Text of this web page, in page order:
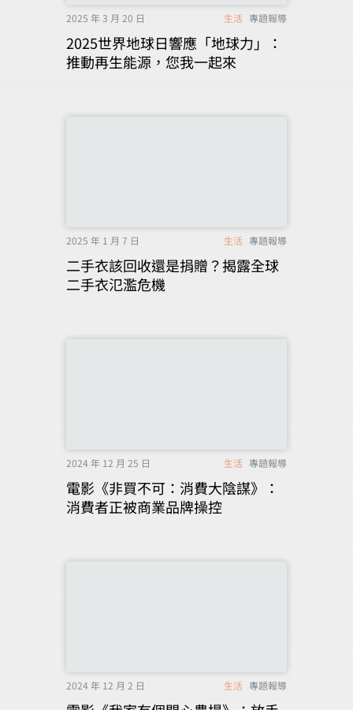
2025 年 3 月 20 日 生活 專題報導
2025世界地球日響應「地球力」：
推動再生能源，您我一起來
2025 年 1 月 7 日 生活 專題報導
二手衣該回收還是捐贈？揭露全球
二手衣氾濫危機
2024 年 12 月 25 日 生活 專題報導
電影《非買不可：消費大陰謀》：
消費者正被商業品牌操控
2024 年 12 月 2 日 生活 專題報導